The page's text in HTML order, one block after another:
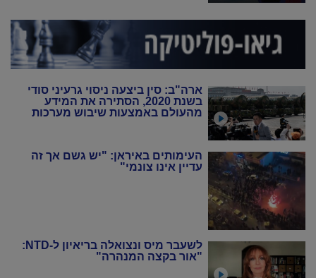
ארה"ב: סין ביצעה ניסוי גרעיני סודי
בשנת 2020, הסתירה את המידע
מהעולם באמצעות שיבוש מערכות
העימותים באיראן: "יש גשם אך זה
עדיין אינו צונמי"
לשעבר מיס ונצואלה בריאיון ל-NTD:
"אור בקצה המנהרה"